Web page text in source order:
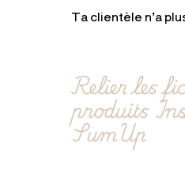
Ta clientèle n’a
Relier les
produits
SumUp